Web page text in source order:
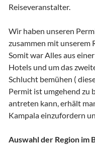
Reiseveranstalter.
Wir haben unseren
zusammen mit unserem
Somit war Alles aus
Hotels und um das
Schlucht bemühen (
Permit ist umgehend zu
antreten kann, erhält
Kampala einzufordern
Auswahl der Region im